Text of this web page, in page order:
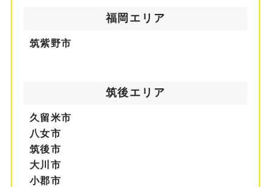
福岡エリア
筑紫野市
筑後エリア
久留米市
八女市
筑後市
大川市
小郡市